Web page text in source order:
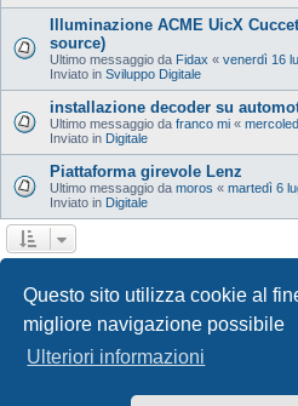
Questo sito utilizza cookie al
migliore navigazione possibile
Ulteriori informazioni
Illuminazione ACME UicX
source)
Ultimo messaggio da Fidax « venerdì 16
Inviato in Sviluppo Digitale
installazione decoder su
Ultimo messaggio da franco mi «
Inviato in Digitale
Piattaforma girevole Lenz
Ultimo messaggio da moros « martedì 6
Inviato in Digitale
Indice